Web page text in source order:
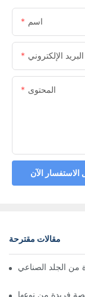
اسم
البريد الإلكتروني
المحتوى
الاستفسار الآن
مقالات مقترحة
الجلد الصناعي
فريدة من نوعها